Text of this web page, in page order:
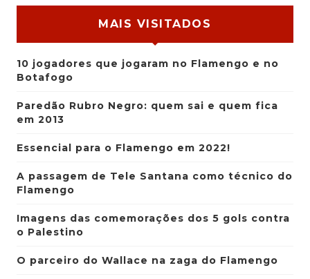
MAIS VISITADOS
10 jogadores que jogaram no Flamengo e no
Botafogo
Paredão Rubro Negro: quem sai e quem fica
em 2013
Essencial para o Flamengo em 2022!
A passagem de Tele Santana como técnico do
Flamengo
Imagens das comemorações dos 5 gols contra
o Palestino
O parceiro do Wallace na zaga do Flamengo